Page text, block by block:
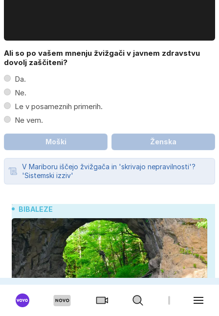
Ali so po vašem mnenju žvižgači v javnem zdravstvu
dovolj zaščiteni?
Da.
Ne.
Le v posameznih primerih.
Ne vem.
Moški Ženska
V Mariboru iščejo žvižgača in 'skrivajo nepravilnosti'?
'Sistemski izziv'
BIBALEZE